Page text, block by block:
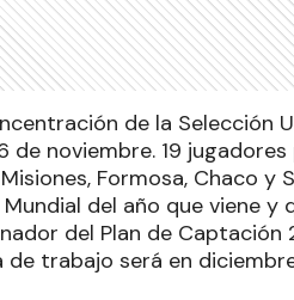
de la Selección
de noviembre. 19
Formosa, Chaco
del año que viene
del Plan de Captación
trabajo será en